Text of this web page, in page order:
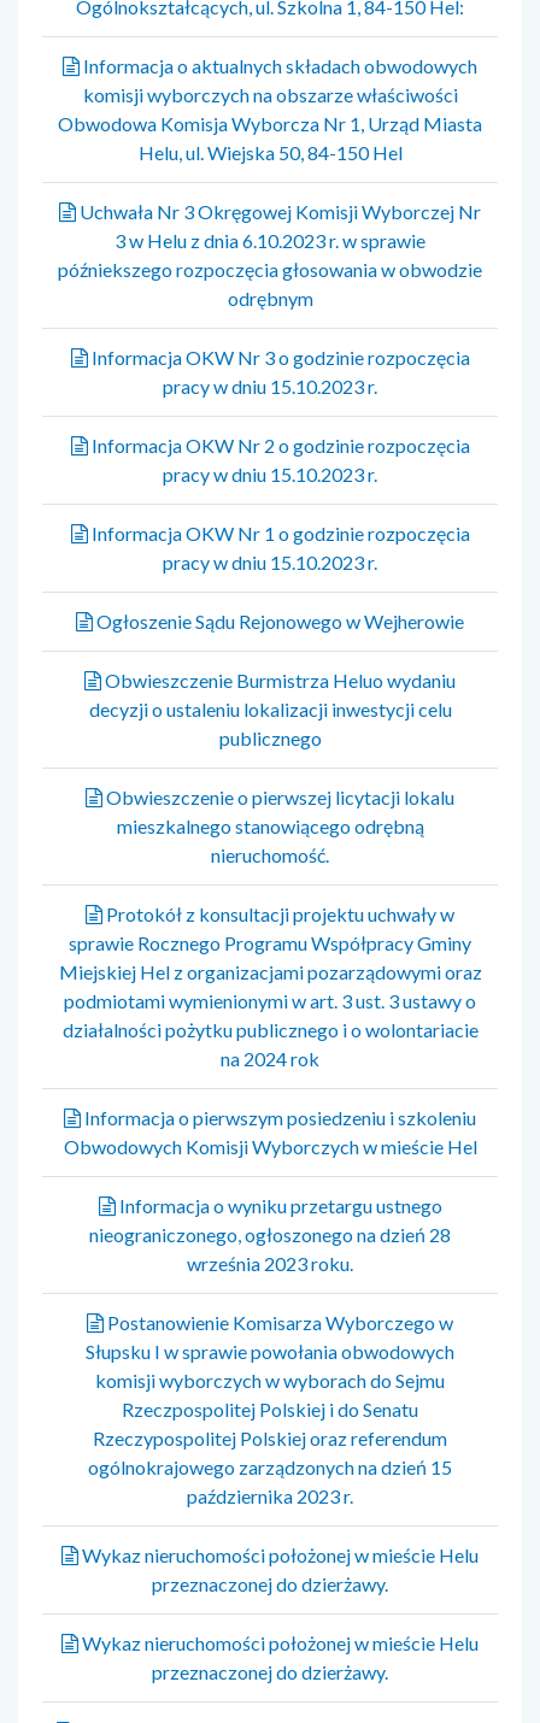
Ogólnokształcących, ul. Szkolna 1, 84-150 Hel:
Informacja o aktualnych składach obwodowych
komisji wyborczych na obszarze właściwości
Obwodowa Komisja Wyborcza Nr 1, Urząd Miasta
Helu, ul. Wiejska 50, 84-150 Hel
Uchwała Nr 3 Okręgowej Komisji Wyborczej Nr
3 w Helu z dnia 6.10.2023 r. w sprawie
późniekszego rozpoczęcia głosowania w obwodzie
odrębnym
Informacja OKW Nr 3 o godzinie rozpoczęcia
pracy w dniu 15.10.2023 r.
Informacja OKW Nr 2 o godzinie rozpoczęcia
pracy w dniu 15.10.2023 r.
Informacja OKW Nr 1 o godzinie rozpoczęcia
pracy w dniu 15.10.2023 r.
Ogłoszenie Sądu Rejonowego w Wejherowie
Obwieszczenie Burmistrza Heluo wydaniu
decyzji o ustaleniu lokalizacji inwestycji celu
publicznego
Obwieszczenie o pierwszej licytacji lokalu
mieszkalnego stanowiącego odrębną
nieruchomość.
Protokół z konsultacji projektu uchwały w
sprawie Rocznego Programu Współpracy Gminy
Miejskiej Hel z organizacjami pozarządowymi oraz
podmiotami wymienionymi w art. 3 ust. 3 ustawy o
działalności pożytku publicznego i o wolontariacie
na 2024 rok
Informacja o pierwszym posiedzeniu i szkoleniu
Obwodowych Komisji Wyborczych w mieście Hel
Informacja o wyniku przetargu ustnego
nieograniczonego, ogłoszonego na dzień 28
września 2023 roku.
Postanowienie Komisarza Wyborczego w
Słupsku I w sprawie powołania obwodowych
komisji wyborczych w wyborach do Sejmu
Rzeczpospolitej Polskiej i do Senatu
Rzeczypospolitej Polskiej oraz referendum
ogólnokrajowego zarządzonych na dzień 15
października 2023 r.
Wykaz nieruchomości położonej w mieście Helu
przeznaczonej do dzierżawy.
Wykaz nieruchomości położonej w mieście Helu
przeznaczonej do dzierżawy.